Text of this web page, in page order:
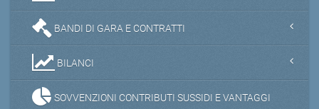
BANDI DI GARA E CONTRATTI
BILANCI
SOVVENZIONI CONTRIBUTI SUSSIDI E VANTAGGI